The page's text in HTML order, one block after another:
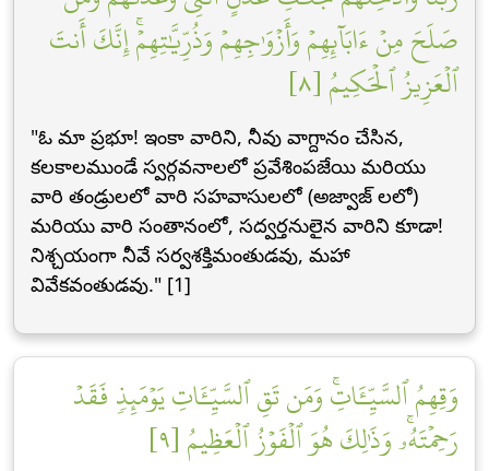
صَلَحَ مِنۡ ءَابَآئِهِمۡ وَأَزۡوَٰجِهِمۡ وَذُرِّيَّٰتِهِمۡۚ إِنَّكَ أَنتَ
ٱلۡعَزِيزُ ٱلۡحَكِيمُ [٨]
"ఓ మా ప్రభూ! ఇంకా వారిని, నీవు వాగ్దానం చేసిన,
కలకాలముండే స్వర్గవనాలలో ప్రవేశింపజేయి మరియు
వారి తండ్రులలో వారి సహవాసులలో (అజ్వాజ్ లలో)
మరియు వారి సంతానంలో, సద్వర్తనులైన వారిని కూడా!
నిశ్చయంగా నీవే సర్వశక్తిమంతుడవు, మహా
వివేకవంతుడవు." [1]
وَقِهِمُ ٱلسَّيِّـَٔاتِۚ وَمَن تَقِ ٱلسَّيِّـَٔاتِ يَوۡمَئِذٖ فَقَدۡ
رَحِمۡتَهُۥۚ وَذَٰلِكَ هُوَ ٱلۡفَوۡزُ ٱلۡعَظِيمُ [٩]